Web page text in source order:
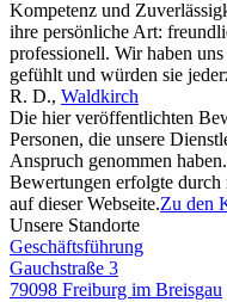
Kompetenz und
ihre persönliche Art:
professionell. Wir haben
gefühlt und würden sie
R. D., Waldkirch
Die hier veröffentlichten
Personen, die unsere
Anspruch genommen
Bewertungen erfolgte
auf dieser Webseite.Zu den
Unsere Standorte
Geschäftsführung
Gauchstraße 3
79098 Freiburg im Breisgau